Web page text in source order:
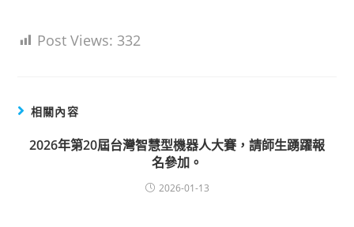
Post Views: 332
相關內容
2026年第20屆台灣智慧型機器人大賽，請師生踴躍報
名參加。
2026-01-13